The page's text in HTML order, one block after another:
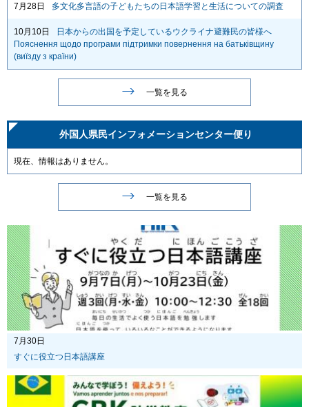
7月28日 多文化多言語の子どもたちの日本語学習と生活についての調査
10月10日
日本からの出国を予定しているウクライナ避難民の皆様へ
Пояснення щодо програми підтримки повернення на батьківщину
(виїзду з країни)
一覧を見る
外国人県民インフォメーションセンター便り
現在、情報はありません。
一覧を見る
7月30日
すぐに役立つ日本語講座